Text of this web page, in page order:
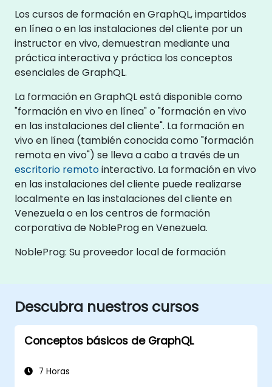
Los cursos de formación en GraphQL, impartidos
en línea o en las instalaciones del cliente por un
instructor en vivo, demuestran mediante una
práctica interactiva y práctica los conceptos
esenciales de GraphQL.
La formación en GraphQL está disponible como
"formación en vivo en línea" o "formación en vivo
en las instalaciones del cliente". La formación en
vivo en línea (también conocida como "formación
remota en vivo") se lleva a cabo a través de un
escritorio remotointeractivo. La formación en vivo
en las instalaciones del cliente puede realizarse
localmente en las instalaciones del cliente en
Venezuela o en los centros de formación
corporativa de NobleProg en Venezuela.
NobleProg: Su proveedor local de formación
Descubra nuestros cursos
Conceptos básicos de GraphQL
7 Horas